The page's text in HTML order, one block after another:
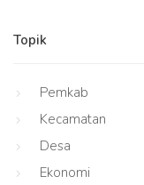
Topik
Pemkab
Kecamatan
Desa
Ekonomi